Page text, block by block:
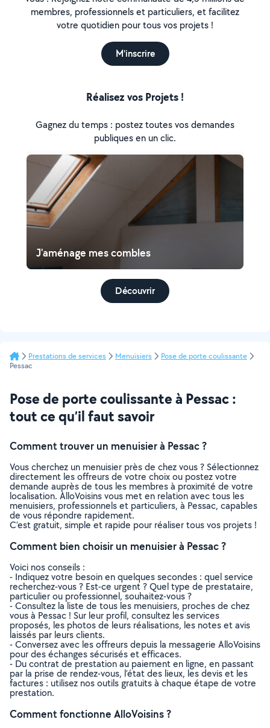
membres, professionnels et particuliers, et facilitez
votre quotidien pour tous vos projets !
M'inscrire
Réalisez vos Projets !
Gagnez du temps : postez toutes vos demandes
publiques en un clic.
J'aménage mes combles
Découvrir
Prestations de services Menuisiers
Pose de porte coulissante
Pessac
Pose de porte coulissante à Pessac :
tout ce qu’il faut savoir
Comment trouver un menuisier à Pessac ?
Vous cherchez un menuisier près de chez vous ? Sélectionnez
directement les offreurs de votre choix ou postez votre
demande auprès de tous les membres à proximité de votre
localisation. AlloVoisins vous met en relation avec tous les
menuisiers, professionnels et particuliers, à Pessac, capables
de vous répondre rapidement.
C’est gratuit, simple et rapide pour réaliser tous vos projets !
Comment bien choisir un menuisier à Pessac ?
Voici nos conseils :
- Indiquez votre besoin en quelques secondes : quel service
recherchez-vous ? Est-ce urgent ? Quel type de prestataire,
particulier ou professionnel, souhaitez-vous ?
- Consultez la liste de tous les menuisiers, proches de chez
vous à Pessac ! Sur leur profil, consultez les services
proposés, les photos de leurs réalisations, les notes et avis
laissés par leurs clients.
- Conversez avec les offreurs depuis la messagerie AlloVoisins
pour des échanges sécurisés et efficaces.
- Du contrat de prestation au paiement en ligne, en passant
par la prise de rendez-vous, l’état des lieux, les devis et les
factures : utilisez nos outils gratuits à chaque étape de votre
prestation.
Comment fonctionne AlloVoisins ?